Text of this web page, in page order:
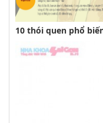
10 thói quen phổ